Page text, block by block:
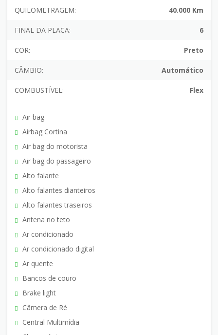
QUILOMETRAGEM: 40.000 Km
FINAL DA PLACA: 6
COR: Preto
CÂMBIO: Automático
COMBUSTÍVEL: Flex
Air bag
Airbag Cortina
Air bag do motorista
Air bag do passageiro
Alto falante
Alto falantes dianteiros
Alto falantes traseiros
Antena no teto
Ar condicionado
Ar condicionado digital
Ar quente
Bancos de couro
Brake light
Câmera de Ré
Central Multimídia